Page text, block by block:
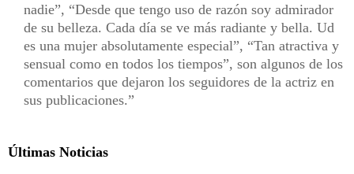
nadie”, “Desde que tengo uso de razón soy admirador
de su belleza. Cada día se ve más radiante y bella. Ud
es una mujer absolutamente especial”, “Tan atractiva y
sensual como en todos los tiempos”, son algunos de los
comentarios que dejaron los seguidores de la actriz en
sus publicaciones.
Últimas Noticias